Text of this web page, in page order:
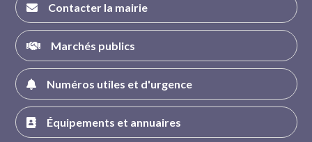
Contacter la mairie
Marchés publics
Numéros utiles et d'urgence
Équipements et annuaires